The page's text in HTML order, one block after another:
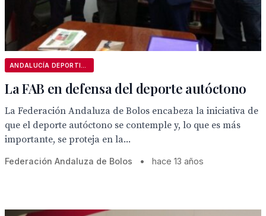
La FAB en defensa del deporte autóctono
La Federación Andaluza de Bolos encabeza la iniciativa de
que el deporte autóctono se contemple y, lo que es más
importante, se proteja en la...
Federación Andaluza de Bolos • hace 13 años